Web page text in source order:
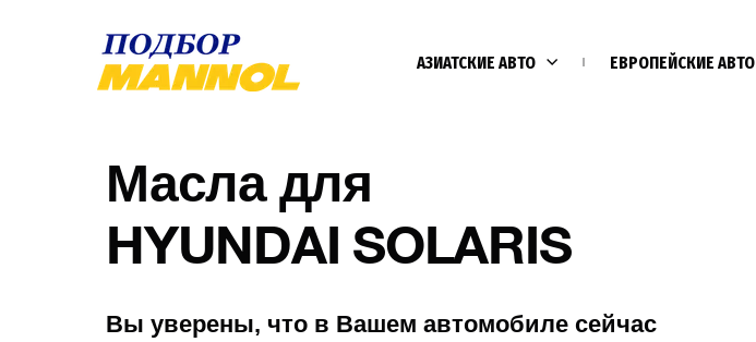
АЗИАТСКИЕ АВТО ЕВРОПЕЙСКИЕ АВТО
Масла для
HYUNDAI SOLARIS
Вы уверены, что в Вашем автомобиле сейчас